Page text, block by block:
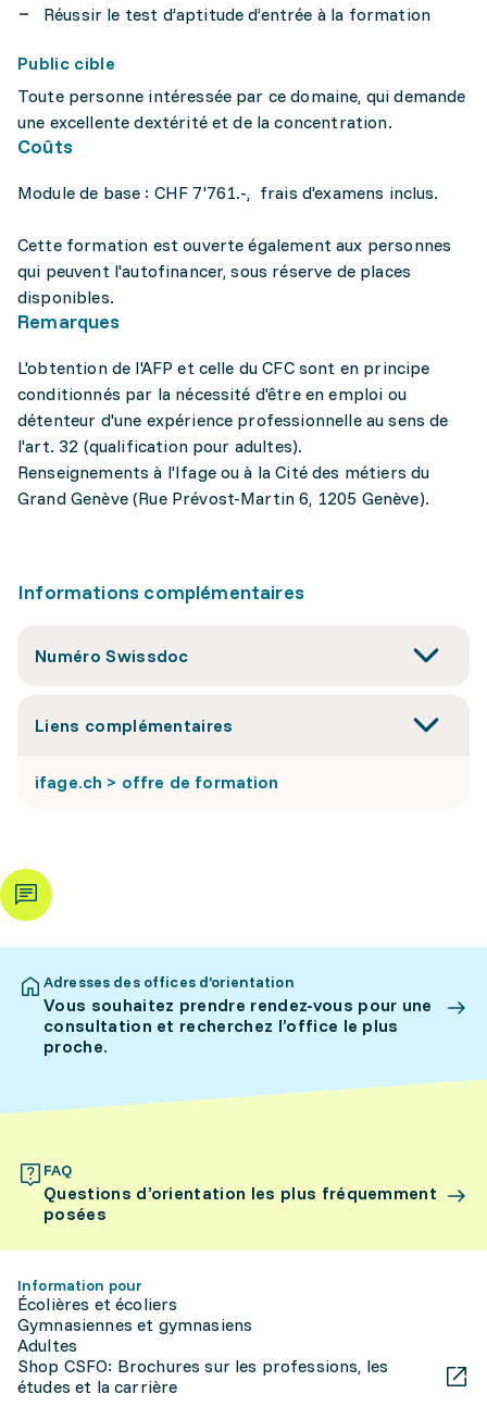
Réussir le test d’aptitude d’entrée à la formation
Public cible
Toute personne intéressée par ce domaine, qui demande
une excellente dextérité et de la concentration.
Coûts
Module de base : CHF 7'761.-, frais d'examens inclus.
Cette formation est ouverte également aux personnes
qui peuvent l'autofinancer, sous réserve de places
disponibles.
Remarques
L'obtention de l'AFP et celle du CFC sont en principe
conditionnés par la nécessité d'être en emploi ou
détenteur d'une expérience professionnelle au sens de
l'art. 32 (qualification pour adultes).
Renseignements à l'Ifage ou à la Cité des métiers du
Grand Genève (Rue Prévost-Martin 6, 1205 Genève).
Informations complémentaires
Numéro Swissdoc
Liens complémentaires
ifage.ch > offre de formation
Adresses des offices d’orientation
Vous souhaitez prendre rendez-vous pour une
consultation et recherchez l’office le plus
proche.
FAQ
Questions d’orientation les plus fréquemment
posées
Information pour
Écolières et écoliers
Gymnasiennes et gymnasiens
Adultes
Shop CSFO: Brochures sur les professions, les
études et la carrière